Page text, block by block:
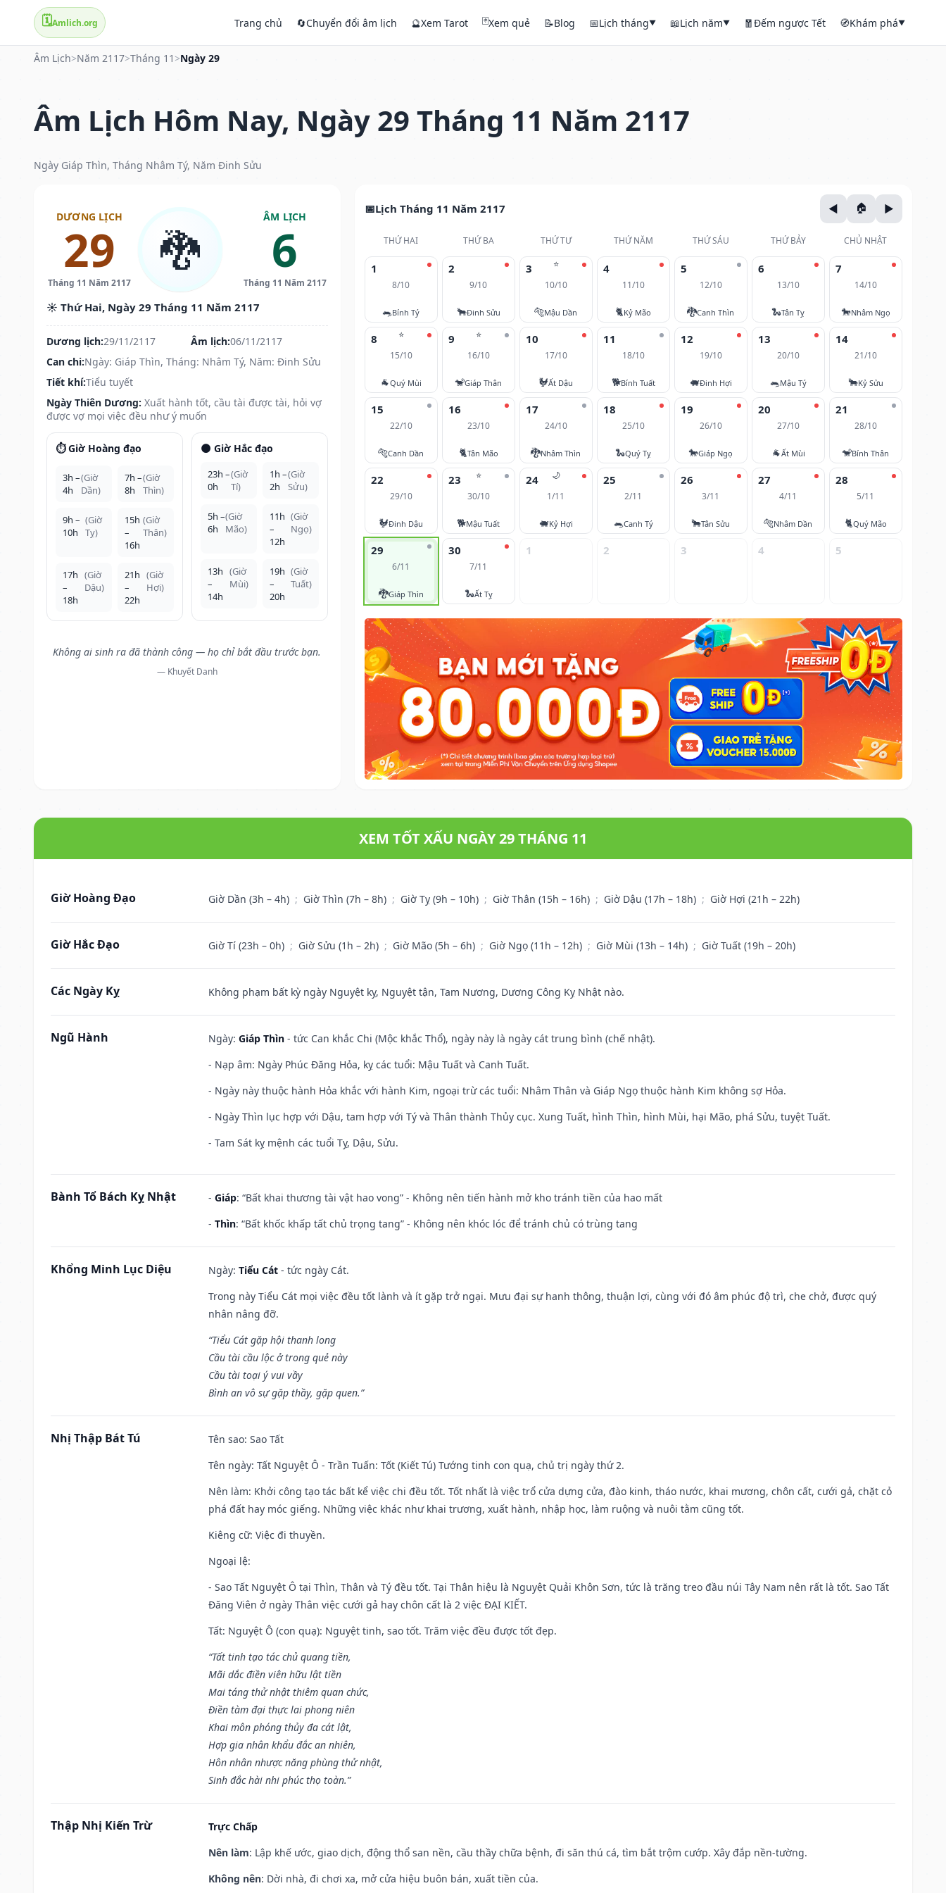
🗓️Amlich.org Trang chủ 🔄Chuyển đổi âm lịch 🔮Xem Tarot 🃏Xem quẻ 📝Blog 📅Lịch tháng▼ 📖Lịch năm▼ 🧧Đếm ngược Tết 🧭Khám phá▼
Âm Lịch>Năm 2117>Tháng 11 >Ngày 29
Âm Lịch Hôm Nay, Ngày 29 Tháng 11 Năm 2117
Ngày Giáp Thìn, Tháng Nhâm Tý, Năm Đinh Sửu
DƯƠNG LỊCH
29
Tháng 11 Năm 2117
🐉
ÂM LỊCH
6
Tháng 11 Năm 2117
☀️ Thứ Hai, Ngày 29 Tháng 11 Năm 2117
Dương lịch:29/11/2117 Âm lịch:06/11/2117
Can chi:Ngày: Giáp Thìn, Tháng: Nhâm Tý, Năm: Đinh Sửu
Tiết khí:Tiểu tuyết
Ngày Thiên Dương: Xuất hành tốt, cầu tài được tài, hỏi vợ
được vợ mọi việc đều như ý muốn
⏱️ Giờ Hoàng đạo
3h –
4h
(Giờ
Dần)
7h –
8h
(Giờ
Thìn)
9h –
10h
(Giờ
Tỵ)
15h
–
16h
(Giờ
Thân)
17h
–
18h
(Giờ
Dậu)
21h
–
22h
(Giờ
Hợi)
🌑 Giờ Hắc đạo
23h –
0h
(Giờ
Tí)
1h –
2h
(Giờ
Sửu)
5h –
6h
(Giờ
Mão)
11h
–
12h
(Giờ
Ngọ)
13h
–
14h
(Giờ
Mùi)
19h
–
20h
(Giờ
Tuất)
Không ai sinh ra đã thành công — họ chỉ bắt đầu trước bạn.
— Khuyết Danh
Lịch Tháng 11 Năm 2117
THỨ HAI THỨ BA THỨ TƯ THỨ NĂM THỨ SÁU THỨ BẢY CHỦ NHẬT
1
8/10
🐀Bính Tý
2
9/10
🐂Đinh Sửu
⭐
3
10/10
🐅Mậu Dần
4
11/10
🐈Kỷ Mão
5
12/10
🐉Canh Thìn
6
13/10
🐍Tân Tỵ
7
14/10
🐎Nhâm Ngọ
⭐
8
15/10
🐐Quý Mùi
⭐
9
16/10
🐒Giáp Thân
10
17/10
🐓Ất Dậu
11
18/10
🐕Bính Tuất
12
19/10
🐖Đinh Hợi
13
20/10
🐀Mậu Tý
14
21/10
🐂Kỷ Sửu
15
22/10
🐅Canh Dần
16
23/10
🐈Tân Mão
17
24/10
🐉Nhâm Thìn
18
25/10
🐍Quý Tỵ
19
26/10
🐎Giáp Ngọ
20
27/10
🐐Ất Mùi
21
28/10
🐒Bính Thân
22
29/10
🐓Đinh Dậu
⭐
23
30/10
🐕Mậu Tuất
🌙
24
1/11
🐖Kỷ Hợi
25
2/11
🐀Canh Tý
26
3/11
🐂Tân Sửu
27
4/11
🐅Nhâm Dần
28
5/11
🐈Quý Mão
29
6/11
🐉Giáp Thìn
30
7/11
🐍Ất Tỵ
1 2 3 4 5
XEM TỐT XẤU NGÀY 29 THÁNG 11
Giờ Hoàng Đạo Giờ Dần (3h – 4h) ; Giờ Thìn (7h – 8h) ; Giờ Tỵ (9h – 10h) ; Giờ Thân (15h – 16h) ; Giờ Dậu (17h – 18h) ; Giờ Hợi (21h – 22h)
Giờ Hắc Đạo Giờ Tí (23h – 0h) ; Giờ Sửu (1h – 2h) ; Giờ Mão (5h – 6h) ; Giờ Ngọ (11h – 12h) ; Giờ Mùi (13h – 14h) ; Giờ Tuất (19h – 20h)
Các Ngày Kỵ Không phạm bất kỳ ngày Nguyệt kỵ, Nguyệt tận, Tam Nương, Dương Công Kỵ Nhật nào.
Ngũ Hành Ngày: Giáp Thìn - tức Can khắc Chi (Mộc khắc Thổ), ngày này là ngày cát trung bình (chế nhật).
- Nạp âm: Ngày Phúc Đăng Hỏa, kỵ các tuổi: Mậu Tuất và Canh Tuất.
- Ngày này thuộc hành Hỏa khắc với hành Kim, ngoại trừ các tuổi: Nhâm Thân và Giáp Ngọ thuộc hành Kim không sợ Hỏa.
- Ngày Thìn lục hợp với Dậu, tam hợp với Tý và Thân thành Thủy cục. Xung Tuất, hình Thìn, hình Mùi, hại Mão, phá Sửu, tuyệt Tuất.
- Tam Sát kỵ mệnh các tuổi Tỵ, Dậu, Sửu.
Bành Tổ Bách Kỵ Nhật - Giáp: “Bất khai thương tài vật hao vong” - Không nên tiến hành mở kho tránh tiền của hao mất
- Thìn: “Bất khốc khấp tất chủ trọng tang” - Không nên khóc lóc để tránh chủ có trùng tang
Khổng Minh Lục Diệu Ngày: Tiểu Cát - tức ngày Cát.
Trong này Tiểu Cát mọi việc đều tốt lành và ít gặp trở ngại. Mưu đại sự hanh thông, thuận lợi, cùng với đó âm phúc độ trì, che chở, được quý
nhân nâng đỡ.
“Tiểu Cát gặp hội thanh long
Cầu tài cầu lộc ở trong quẻ này
Cầu tài toại ý vui vầy
Bình an vô sự gặp thầy, gặp quen.”
Nhị Thập Bát Tú Tên sao: Sao Tất
Tên ngày: Tất Nguyệt Ô - Trần Tuấn: Tốt (Kiết Tú) Tướng tinh con quạ, chủ trị ngày thứ 2.
Nên làm: Khởi công tạo tác bất kể việc chi đều tốt. Tốt nhất là việc trổ cửa dựng cửa, đào kinh, tháo nước, khai mương, chôn cất, cưới gả, chặt cỏ
phá đất hay móc giếng. Những việc khác như khai trương, xuất hành, nhập học, làm ruộng và nuôi tằm cũng tốt.
Kiêng cữ: Việc đi thuyền.
Ngoại lệ:
- Sao Tất Nguyệt Ô tại Thìn, Thân và Tý đều tốt. Tại Thân hiệu là Nguyệt Quải Khôn Sơn, tức là trăng treo đầu núi Tây Nam nên rất là tốt. Sao Tất
Đăng Viên ở ngày Thân việc cưới gả hay chôn cất là 2 việc ĐẠI KIẾT.
Tất: Nguyệt Ô (con quạ): Nguyệt tinh, sao tốt. Trăm việc đều được tốt đẹp.
“Tất tinh tạo tác chủ quang tiền,
Mãi dắc điền viên hữu lật tiền
Mai táng thử nhật thiêm quan chức,
Điền tàm đại thực lai phong niên
Khai môn phóng thủy đa cát lật,
Hợp gia nhân khẩu đắc an nhiên,
Hôn nhân nhược năng phùng thử nhật,
Sinh đắc hài nhi phúc thọ toàn.”
Thập Nhị Kiến Trừ
Trực Chấp
Nên làm: Lập khế ước, giao dịch, động thổ san nền, cầu thầy chữa bệnh, đi săn thú cá, tìm bắt trộm cướp. Xây đắp nền-tường.
Không nên: Dời nhà, đi chơi xa, mở cửa hiệu buôn bán, xuất tiền của.